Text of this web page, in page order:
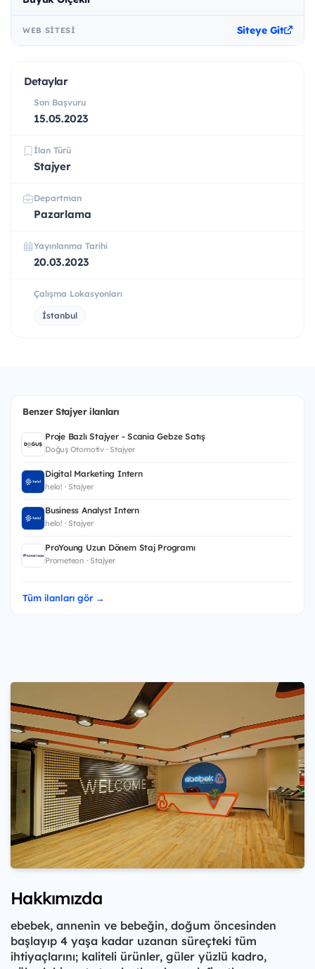
WEB SITESI Siteye Git
Detaylar
Son Başvuru
15.05.2023
İlan Türü
Stajyer
Departman
Pazarlama
Yayınlanma Tarihi
20.03.2023
Çalışma Lokasyonları
İstanbul
Benzer Stajyer ilanları
Proje Bazlı Stajyer - Scania Gebze Satış
Doğuş Otomotiv · Stajyer
Digital Marketing Intern
helo! · Stajyer
Business Analyst Intern
helo! · Stajyer
ProYoung Uzun Dönem Staj Programı
Prometeon · Stajyer
Tüm ilanları gör →
Hakkımızda
ebebek, annenin ve bebeğin, doğum öncesinden
başlayıp 4 yaşa kadar uzanan süreçteki tüm
ihtiyaçlarını; kaliteli ürünler, güler yüzlü kadro,